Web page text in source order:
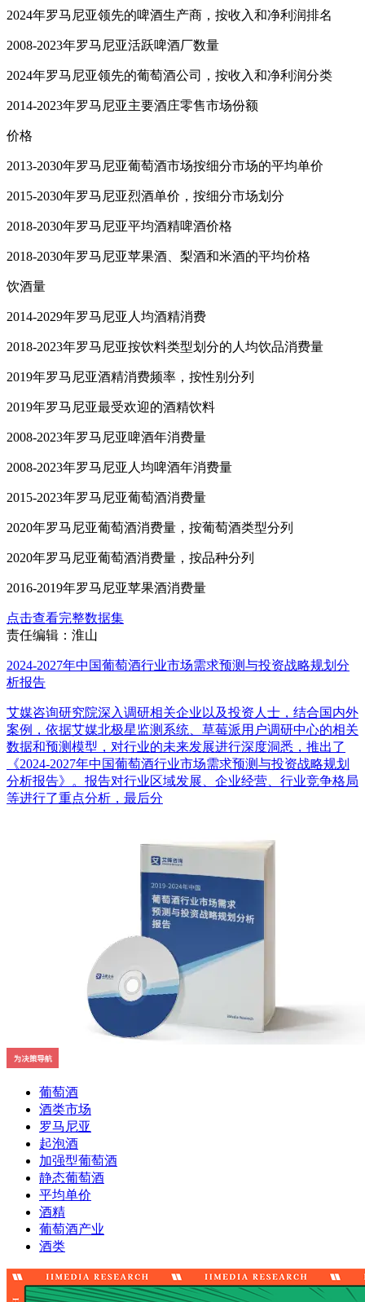
2024年罗马尼亚领先的啤酒生产商，按收入和净利润排名
2008-2023年罗马尼亚活跃啤酒厂数量
2024年罗马尼亚领先的葡萄酒公司，按收入和净利润分类
2014-2023年罗马尼亚主要酒庄零售市场份额
价格
2013-2030年罗马尼亚葡萄酒市场按细分市场的平均单价
2015-2030年罗马尼亚烈酒单价，按细分市场划分
2018-2030年罗马尼亚平均酒精啤酒价格
2018-2030年罗马尼亚苹果酒、梨酒和米酒的平均价格
饮酒量
2014-2029年罗马尼亚人均酒精消费
2018-2023年罗马尼亚按饮料类型划分的人均饮品消费量
2019年罗马尼亚酒精消费频率，按性别分列
2019年罗马尼亚最受欢迎的酒精饮料
2008-2023年罗马尼亚啤酒年消费量
2008-2023年罗马尼亚人均啤酒年消费量
2015-2023年罗马尼亚葡萄酒消费量
2020年罗马尼亚葡萄酒消费量，按葡萄酒类型分列
2020年罗马尼亚葡萄酒消费量，按品种分列
2016-2019年罗马尼亚苹果酒消费量
点击查看完整数据集
责任编辑：淮山
2024-2027年中国葡萄酒行业市场需求预测与投资战略规划分
析报告
艾媒咨询研究院深入调研相关企业以及投资人士，结合国内外
案例，依据艾媒北极星监测系统、草莓派用户调研中心的相关
数据和预测模型，对行业的未来发展进行深度洞悉，推出了
《2024-2027年中国葡萄酒行业市场需求预测与投资战略规划
分析报告》。报告对行业区域发展、企业经营、行业竞争格局
等进行了重点分析，最后分
葡萄酒
酒类市场
罗马尼亚
起泡酒
加强型葡萄酒
静态葡萄酒
平均单价
酒精
葡萄酒产业
酒类